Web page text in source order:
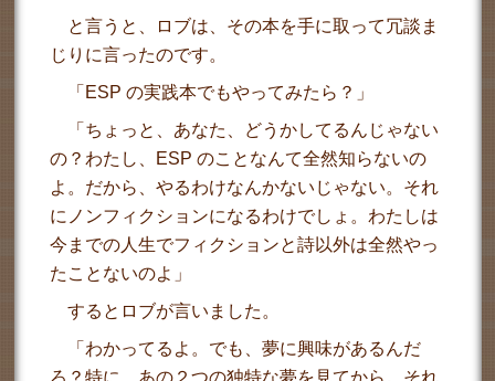
と言うと、ロブは、その本を手に取って冗談ま
じりに言ったのです。
「ESP の実践本でもやってみたら？」
「ちょっと、あなた、どうかしてるんじゃない
の？わたし、ESP のことなんて全然知らないの
よ。だから、やるわけなんかないじゃない。それ
にノンフィクションになるわけでしょ。わたしは
今までの人生でフィクションと詩以外は全然やっ
たことないのよ」
するとロブが言いました。
「わかってるよ。でも、夢に興味があるんだ